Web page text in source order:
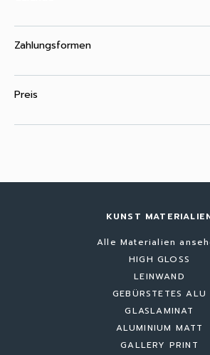
Zahlungsformen
Preis
KUNST
Alle Materialien
HIGH GLOSS
LEINWAND
GEBÜRSTETES ALU
GLASLAMINAT
ALUMINIUM MATT
GALLERY PRINT